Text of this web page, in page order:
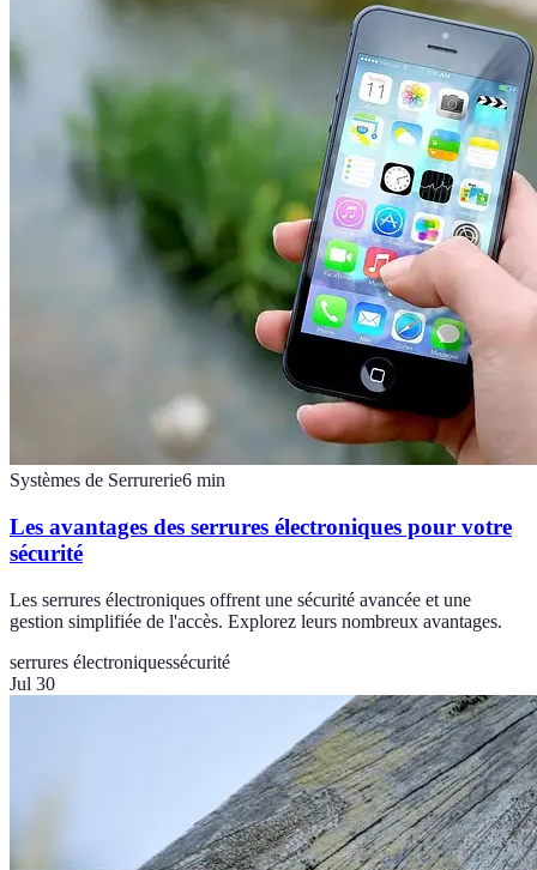
Systèmes de Serrurerie6 min
Les avantages des serrures électroniques pour votre
sécurité
Les serrures électroniques offrent une sécurité avancée et une
gestion simplifiée de l'accès. Explorez leurs nombreux avantages.
serrures électroniquessécurité
Jul 30